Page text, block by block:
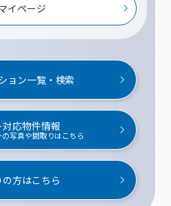
イページ
ョン一覧・検索
応物件情報
写真や間取りはこちら
の方はこちら